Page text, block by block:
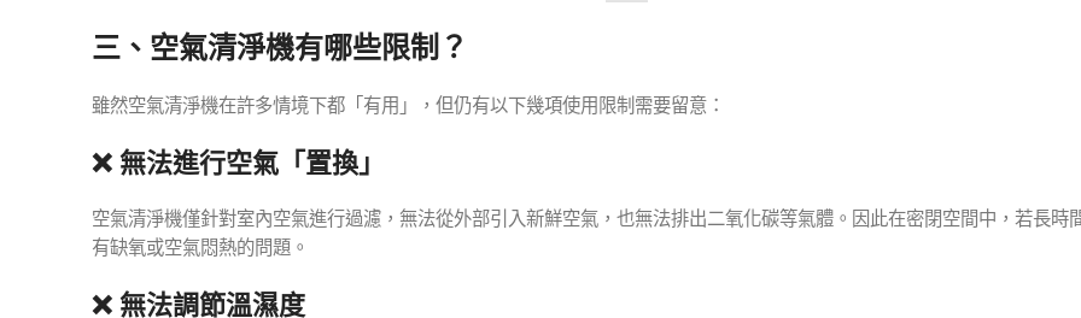
三、空氣清淨機有哪些限制？
雖然空氣清淨機在許多情境下都「有用」，但仍有以下幾項使用限制需要留意：
❌ 無法進行空氣「置換」
空氣清淨機僅針對室內空氣進行過濾，無法從外部引入新鮮空氣，也無法排出二氧化碳等氣體。因此在密閉空間中，若長時
有缺氧或空氣悶熱的問題。
❌ 無法調節溫濕度